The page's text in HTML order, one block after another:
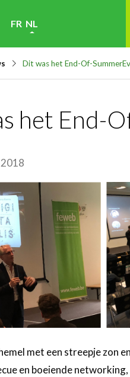
FR NL
Dit was het End-Of-
het End-
met een streepje zon
en boeiende